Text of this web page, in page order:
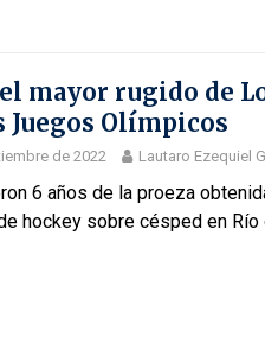
mayor rugido de
Juegos Olímpicos
de 2022 Lautaro Ezequiel
6 años de la proeza
hockey sobre césped en Río